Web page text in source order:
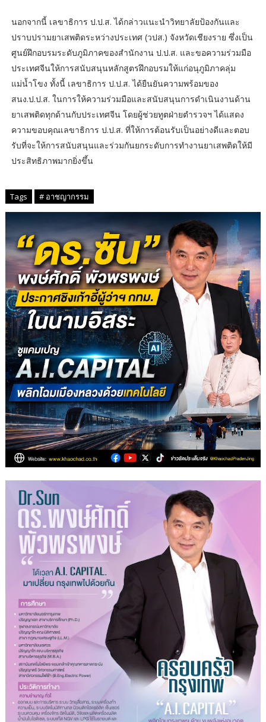
นอกจากนี้ เลขาธิการ ป.ป.ส. ได้กล่าวแนะนำวิทยาลัยป้องกันและ
ปราบปรามยาเสพติดระหว่างประเทศ (วปส.) จังหวัดเชียงราย ซึ่งเป็น
ศูนย์ฝึกอบรมระดับภูมิภาคของสำนักงาน ป.ป.ส. และขอความร่วมมือ
ประเทศจีนให้การสนับสนุนหลักสูตรฝึกอบรมให้แก่อนุภูมิภาคลุ่ม
แม่น้ำโขง ทั้งนี้ เลขาธิการ ป.ป.ส. ได้ยืนยันความพร้อมของ
สนง.ป.ป.ส. ในการให้ความร่วมมือและสนับสนุนการดำเนินงานด้าน
ยาเสพติดทุกด้านกับประเทศจีน โดยผู้ช่วยทูตฝ่ายตำรวจฯ ได้แสดง
ความขอบคุณเลขาธิการ ป.ป.ส. ที่ให้การต้อนรับเป็นอย่างดีและตอบ
รับที่จะให้การสนับสนุนและร่วมกันยกระดับการทำงานยาเสพติดให้มี
ประสิทธิภาพมากยิ่งขึ้น
Tags # อาชญากรรม